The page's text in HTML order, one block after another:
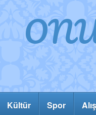
Kültür Spor